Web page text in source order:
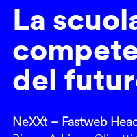
La
del
NeXXt – Fastweb